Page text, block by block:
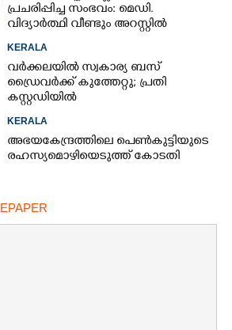
പ്രചരിപ്പിച്ച സംഭവം: മെഡി.
വിദ്യാർത്ഥി വീണ്ടും അറസ്റ്റിൽ
KERALA
വർക്കലയിൽ സ്വകാര്യ ബസ്
ഡ്രൈവർക്ക് കുത്തേറ്റു; പ്രതി
കസ്റ്റഡിയിൽ
KERALA
അഭയകേന്ദ്രത്തിലെ പെൺകുട്ടിയുടെ
രഹസ്യമൊഴിയെടുത്ത് കോടതി
EPAPER